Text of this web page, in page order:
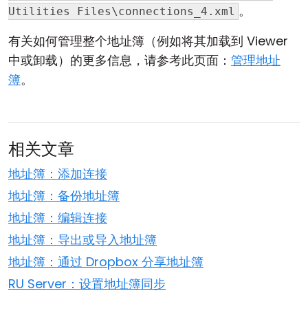
Utilities Files\connections_4.xml 。
有关如何管理整个地址簿（例如将其加载到 Viewer
中或卸载）的更多信息，请参考此页面： 管理地址
簿。
相关文章
地址簿：添加连接
地址簿：备份地址簿
地址簿：编辑连接
地址簿：导出或导入地址簿
地址簿：通过 Dropbox 分享地址簿
RU Server：设置地址簿同步